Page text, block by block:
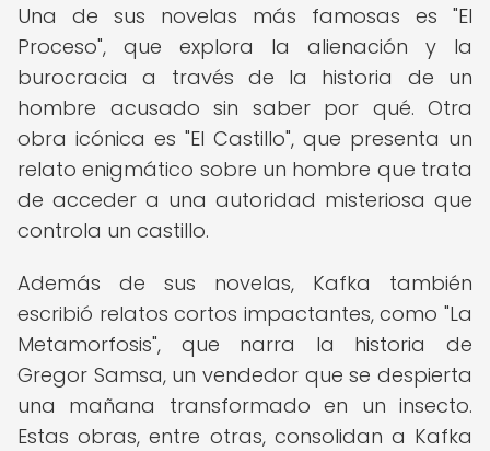
Una de sus novelas más famosas es "El
Proceso", que explora la alienación y la
burocracia a través de la historia de un
hombre acusado sin saber por qué. Otra
obra icónica es "El Castillo", que presenta un
relato enigmático sobre un hombre que trata
de acceder a una autoridad misteriosa que
controla un castillo.
Además de sus novelas, Kafka también
escribió relatos cortos impactantes, como "La
Metamorfosis", que narra la historia de
Gregor Samsa, un vendedor que se despierta
una mañana transformado en un insecto.
Estas obras, entre otras, consolidan a Kafka